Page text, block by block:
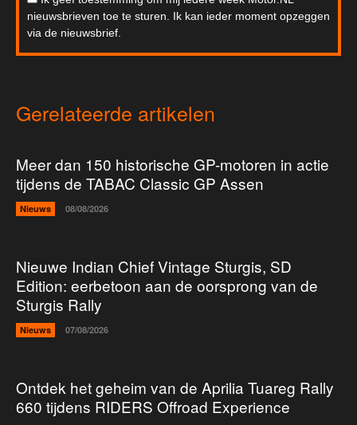
nieuwsbrieven toe te sturen. Ik kan ieder moment opzeggen
via de nieuwsbrief.
Gerelateerde artikelen
Meer dan 150 historische GP-motoren in actie
tijdens de TABAC Classic GP Assen
Nieuws 08/08/2026
Nieuwe Indian Chief Vintage Sturgis, SD
Edition: eerbetoon aan de oorsprong van de
Sturgis Rally
Nieuws 07/08/2026
Ontdek het geheim van de Aprilia Tuareg Rally
660 tijdens RIDERS Offroad Experience